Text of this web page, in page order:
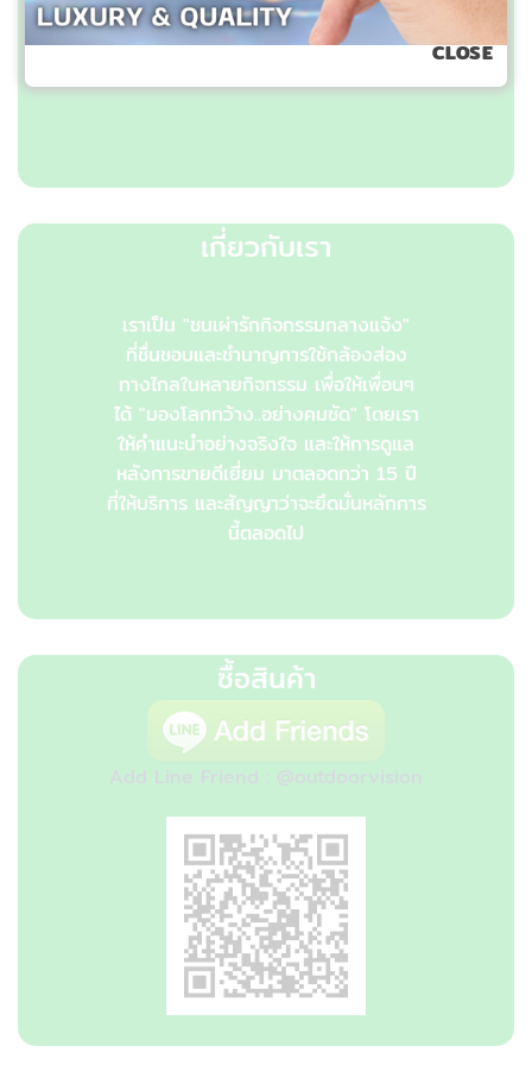
เกี่ยวกับเรา
เราเป็น "ชนเผ่ารักกิจกรรมกลางแจ้ง"
ที่ชื่นชอบและชำนาญการใช้กล้องส่อง
ทางไกลในหลายกิจกรรม เพื่อให้เพื่อนๆ
ได้ "มองโลกกว้าง..อย่างคมชัด" โดยเรา
ให้คำแนะนำอย่างจริงใจ และให้การดูแล
หลังการขายดีเยี่ยม มาตลอดกว่า 15 ปี
ที่ให้บริการ และสัญญาว่าจะยึดมั่นหลักการ
นี้ตลอดไป
ซื้อสินค้า
Add Line Friend : @outdoorvision
CLOSE